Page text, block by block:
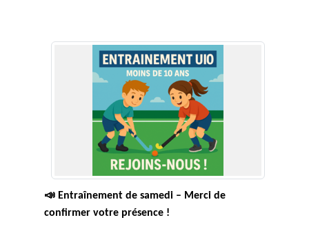
📣 Entraînement de samedi – Merci de
confirmer votre présence !